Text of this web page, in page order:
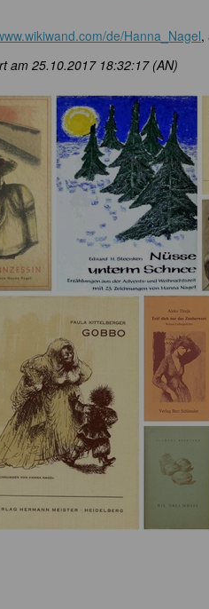
de/Hanna_Nagel,
am 25.10.2017 18:32:17 (AN)